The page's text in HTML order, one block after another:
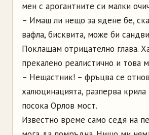
мен с арогантните си малки
– Имаш ли нещо за ядене бе,
вафла, бисквита, може би
Поклащам отрицателно глава.
прекалено реалистично и това
– Нещастник! – фръцва се
халюцинацията, разперва крила
посока Орлов мост.
Известно време само седя на